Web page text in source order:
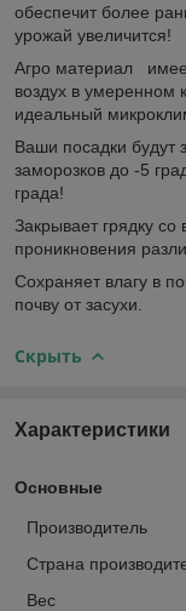
обеспечит более
урожай увеличится!
Агро материал
воздух в умеренном
идеальный
Ваши посадки будут
заморозков до -5
града!
Закрывает грядку
проникновения
Сохраняет влагу в
почву от засухи.
Скрыть
Характеристики
Основные
Производитель
Страна
Вес